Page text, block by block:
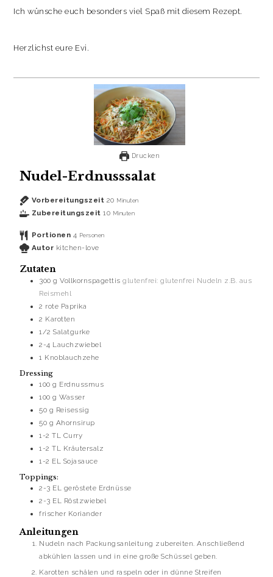
Ich wünsche euch besonders viel Spaß mit diesem Rezept.
Herzlichst eure Evi.
Drucken
Nudel-Erdnusssalat
Vorbereitungszeit 20 Minuten
Zubereitungszeit 10 Minuten
Portionen 4 Personen
Autor kitchen-love
Zutaten
300 g Vollkornspagettis glutenfrei: glutenfrei Nudeln z.B. aus
Reismehl
2 rote Paprika
2 Karotten
1/2 Salatgurke
2-4 Lauchzwiebel
1 Knoblauchzehe
Dressing
100 g Erdnussmus
100 g Wasser
50 g Reisessig
50 g Ahornsirup
1-2 TL
Curry
1-2 TL
Kräutersalz
1-2 EL
Sojasauce
Toppings:
2-3 EL
geröstete Erdnüsse
2-3 EL
Röstzwiebel
frischer Koriander
Anleitungen
Nudeln nach Packungsanleitung zubereiten. Anschließend
abkühlen lassen und in eine große Schüssel geben.
Karotten schälen und raspeln oder in dünne Streifen